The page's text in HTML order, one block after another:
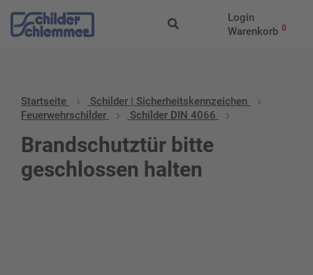
Login
Warenkorb 0
Startseite
Schilder | Sicherheitskennzeichen
Feuerwehrschilder
Schilder DIN 4066
Brandschutztür bitte
geschlossen halten